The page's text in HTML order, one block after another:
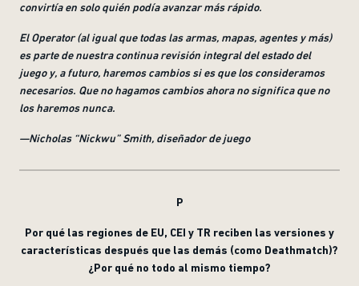
convirtía en solo quién podía avanzar más rápido.
El Operator (al igual que todas las armas, mapas, agentes y más)
es parte de nuestra continua revisión integral del estado del
juego y, a futuro, haremos cambios si es que los consideramos
necesarios. Que no hagamos cambios ahora no significa que no
los haremos nunca.
—Nicholas “Nickwu”Smith, diseñador de juego
P
Por qué las regiones de EU, CEI y TR reciben las versiones y
características después que las demás (como Deathmatch)?
¿Por qué no todo al mismo tiempo?